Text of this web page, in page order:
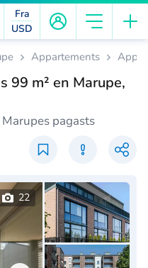
Fra
USD
Appartements
99 m² en Marupe,
pagasts
22